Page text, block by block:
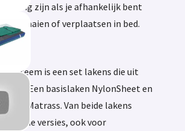
zijn als je afhankelijk bent
draaien of verplaatsen in bed.
systeem is een set lakens die uit
Een basislaken NylonSheet en
Matrass. Van beide lakens
versies, ook voor